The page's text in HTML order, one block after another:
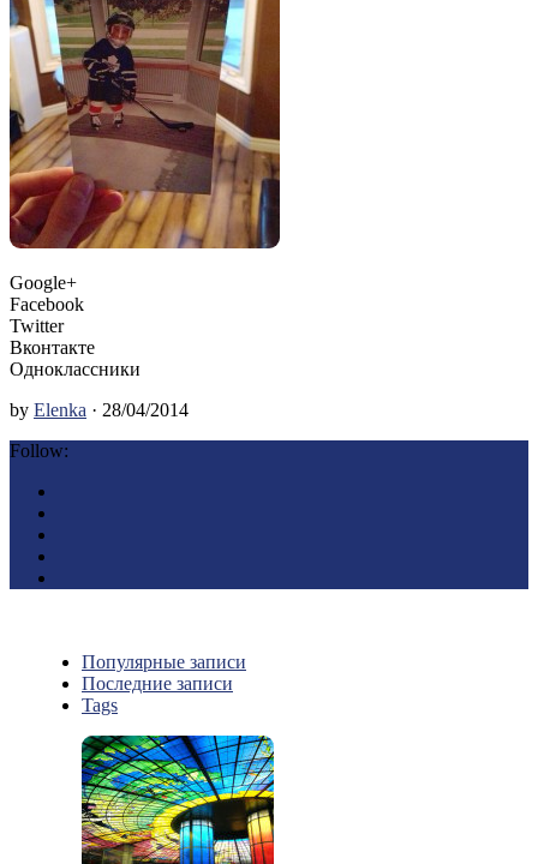
Google+
Facebook
Twitter
Вконтакте
Одноклассники
by Elenka · 28/04/2014
Follow:
Популярные записи
Последние записи
Tags